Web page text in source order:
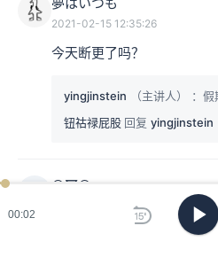
00:03
2021-02-15 12:35:26
今天断更了吗？
yingjinstein （主讲人）
：
钮祜禄屁股 回复 yingjinstein
⊙▽⊙
2021-02-13 14:46:39
想到了金宇金宇澄的《繁花